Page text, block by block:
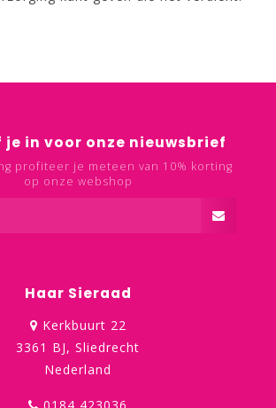
in voor onze nieuwsbrief
profiteer je meteen van 10% korting
op onze webshop
Haar Sieraad
Kerkbuurt 22
3361 BJ, Sliedrecht
Nederland